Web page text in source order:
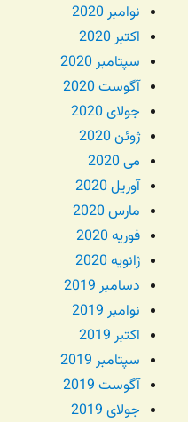
نوامبر 2020
اکتبر 2020
سپتامبر 2020
آگوست 2020
جولای 2020
ژوئن 2020
می 2020
آوریل 2020
مارس 2020
فوریه 2020
ژانویه 2020
دسامبر 2019
نوامبر 2019
اکتبر 2019
سپتامبر 2019
آگوست 2019
جولای 2019